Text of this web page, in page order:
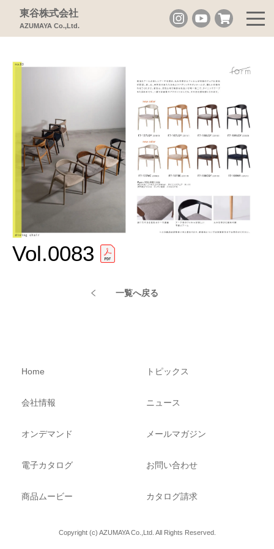
東谷株式会社
AZUMAYA Co.,Ltd.
Vol.0083
一覧へ戻る
Home
会社情報
オンデマンド
電子カタログ
商品ムービー
トピックス
ニュース
メールマガジン
お問い合わせ
カタログ請求
Copyright (c) AZUMAYA Co.,Ltd. All Rights Reserved.